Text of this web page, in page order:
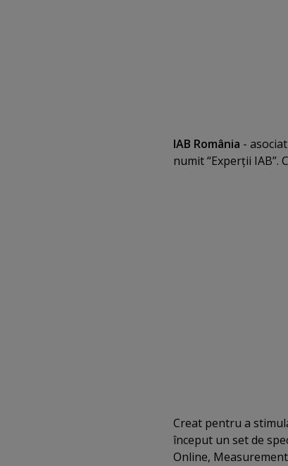
IAB România -
numit “Experţii IAB”.
Creat pentru a
început un set de
Online,